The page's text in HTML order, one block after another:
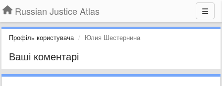
Russian Justice Atlas
Профіль користувача Юлия Шестернина
Ваші коментарі